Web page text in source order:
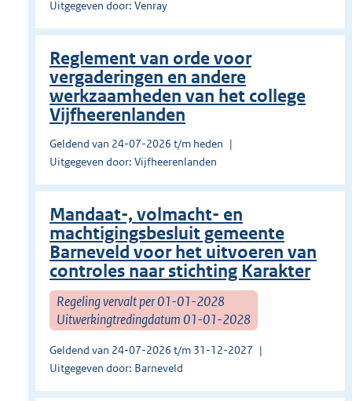
Uitgegeven door: Venray
Reglement van orde voor
vergaderingen en andere
werkzaamheden van het college
Vijfheerenlanden
Geldend van 24-07-2026 t/m heden
Uitgegeven door: Vijfheerenlanden
Mandaat-, volmacht- en
machtigingsbesluit gemeente
Barneveld voor het uitvoeren van
controles naar stichting Karakter
Regeling vervalt per 01-01-2028
Uitwerkingtredingdatum 01-01-2028
Geldend van 24-07-2026 t/m 31-12-2027
Uitgegeven door: Barneveld